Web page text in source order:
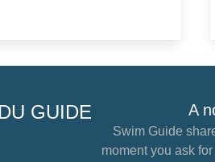
GUIDE A
Swim Guide
moment you ask